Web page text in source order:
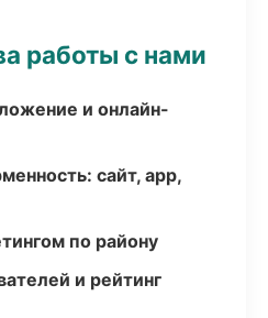
работы с нами
и онлайн-
сайт, app,
по району
и рейтинг